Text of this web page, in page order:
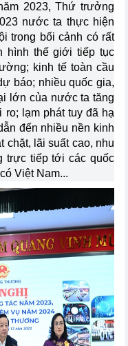
2023, Thứ trưởng
nước ta thực hiện
trong bối cảnh có rất
hình thế giới tiếp tục
kinh tế toàn cầu
báo; nhiều quốc gia,
lớn của nước ta tăng
lạm phát tuy đã hạ
đến nhiều nền kinh
chặt, lãi suất cao, nhu
trực tiếp tới các quốc
Việt Nam...